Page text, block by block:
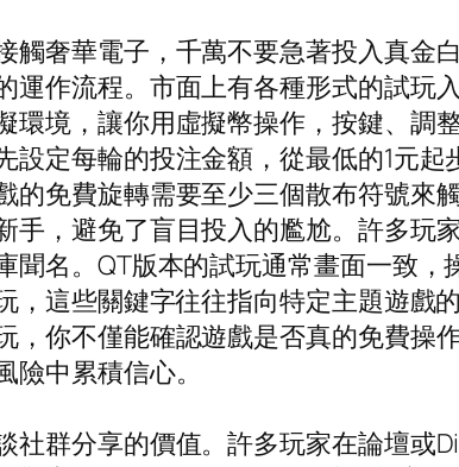
觸奢華電子，千萬不要急著投入真金
運作流程。市面上有各種形式的試玩
環境，讓你用虛擬幣操作，按鍵、調
設定每輪的投注金額，從最低的1元
的免費旋轉需要至少三個散布符號來
手，避免了盲目投入的尷尬。許多
聞名。QT版本的試玩通常畫面一致
，這些關鍵字往往指向特定主題遊戲
，你不僅能確認遊戲是否真的免費操
險中累積信心。
社群分享的價值。許多玩家在論壇或